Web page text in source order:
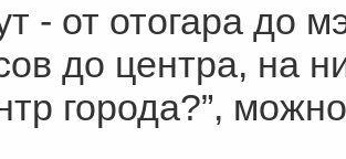
- от отогара до
до центра, на
города?”,